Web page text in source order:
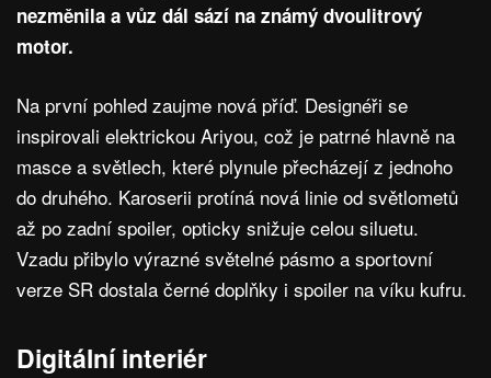
nezměnila a vůz dál sází na známý dvoulitrový
motor.
Na první pohled zaujme nová příď. Designéři se
inspirovali elektrickou Ariyou, což je patrné hlavně na
masce a světlech, které plynule přecházejí z jednoho
do druhého. Karoserii protíná nová linie od světlometů
až po zadní spoiler, opticky snižuje celou siluetu.
Vzadu přibylo výrazné světelné pásmo a sportovní
verze SR dostala černé doplňky i spoiler na víku kufru.
Digitální interiér